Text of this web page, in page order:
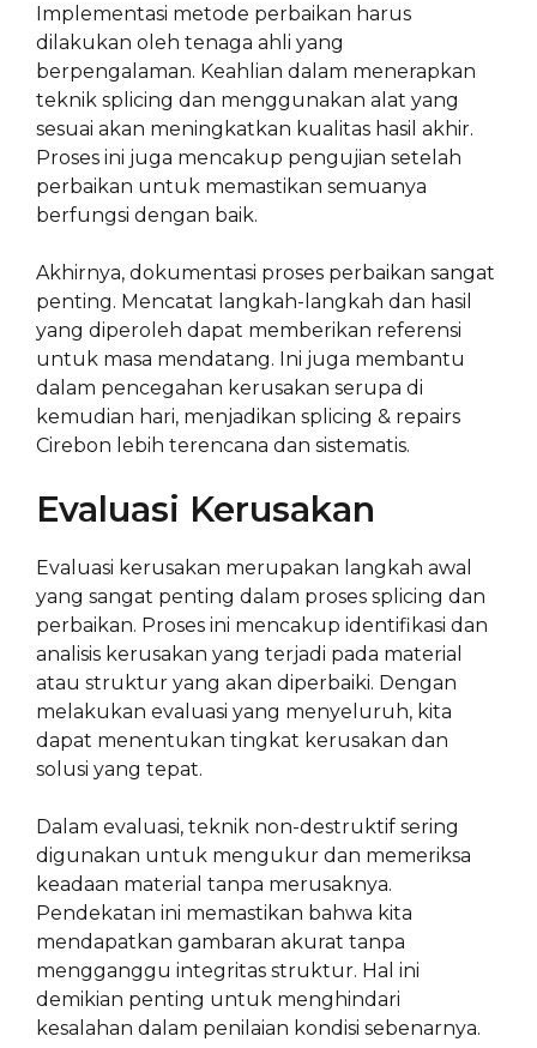
Implementasi metode perbaikan harus
dilakukan oleh tenaga ahli yang
berpengalaman. Keahlian dalam menerapkan
teknik splicing dan menggunakan alat yang
sesuai akan meningkatkan kualitas hasil akhir.
Proses ini juga mencakup pengujian setelah
perbaikan untuk memastikan semuanya
berfungsi dengan baik.
Akhirnya, dokumentasi proses perbaikan sangat
penting. Mencatat langkah-langkah dan hasil
yang diperoleh dapat memberikan referensi
untuk masa mendatang. Ini juga membantu
dalam pencegahan kerusakan serupa di
kemudian hari, menjadikan splicing & repairs
Cirebon lebih terencana dan sistematis.
Evaluasi Kerusakan
Evaluasi kerusakan merupakan langkah awal
yang sangat penting dalam proses splicing dan
perbaikan. Proses ini mencakup identifikasi dan
analisis kerusakan yang terjadi pada material
atau struktur yang akan diperbaiki. Dengan
melakukan evaluasi yang menyeluruh, kita
dapat menentukan tingkat kerusakan dan
solusi yang tepat.
Dalam evaluasi, teknik non-destruktif sering
digunakan untuk mengukur dan memeriksa
keadaan material tanpa merusaknya.
Pendekatan ini memastikan bahwa kita
mendapatkan gambaran akurat tanpa
mengganggu integritas struktur. Hal ini
demikian penting untuk menghindari
kesalahan dalam penilaian kondisi sebenarnya.